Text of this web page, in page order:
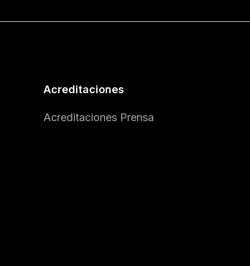
Acreditaciones
Acreditaciones Prensa